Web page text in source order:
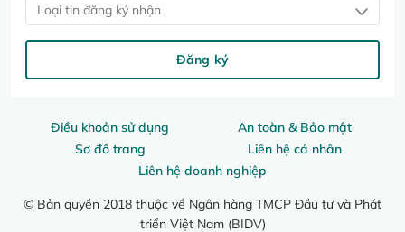
Điều khoản sử dụng
An toàn & Bảo mật
Sơ đồ trang
Liên hệ cá nhân
Liên hệ doanh nghiệp
© Bản quyền 2018 thuộc về Ngân hàng TMCP Đầu tư và Phát
triển Việt Nam (BIDV)
Loại tin đăng ký nhận
Đăng ký